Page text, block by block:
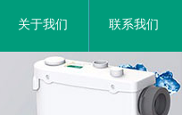
关于我们 联系我们